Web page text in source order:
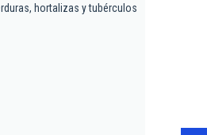
hortalizas y tubérculos